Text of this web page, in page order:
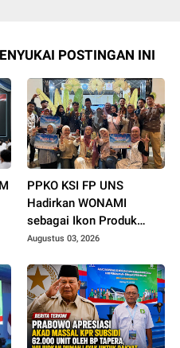
POSTINGAN INI
PPKO KSI FP UNS
Hadirkan WONAMI
sebagai Ikon Produk
Desa Wonorejo, Raih
Polokarto Tumoto Expo
2026
Augustus 03, 2026